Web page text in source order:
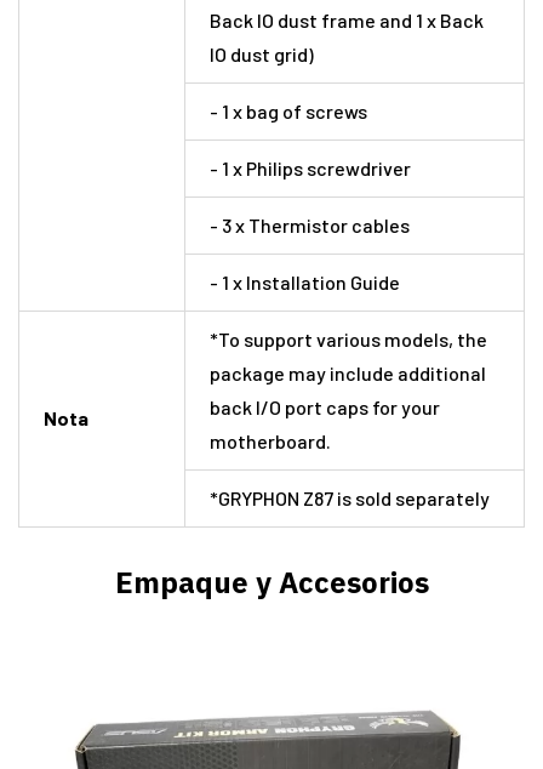
Back IO dust frame and 1 x Back
IO dust grid)
- 1 x bag of screws
- 1 x Philips screwdriver
- 3 x Thermistor cables
- 1 x Installation Guide
Nota
*To support various models, the
package may include additional
back I/O port caps for your
motherboard.
*GRYPHON Z87 is sold separately
Empaque y Accesorios